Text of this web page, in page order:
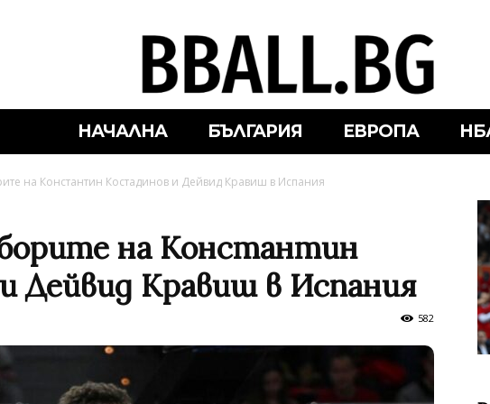
НАЧАЛНА БЪЛГАРИЯ ЕВРОПА
на Константин Костадинов и Дейвид Кравиш в Испания
на Константин
Дейвид Кравиш в Испания
582